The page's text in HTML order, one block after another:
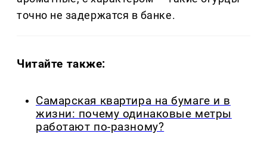
точно не задержатся в банке.
Читайте также:
Самарская квартира на бумаге и в
жизни: почему одинаковые метры
работают по-разному?